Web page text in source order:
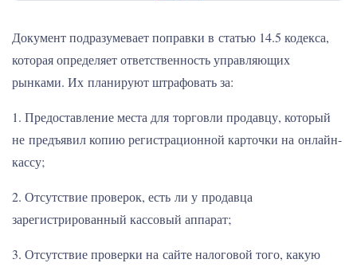
Документ подразумевает поправки в статью 14.5 кодекса,
которая определяет ответственность управляющих
рынками. Их планируют штрафовать за:
1. Предоставление места для торговли продавцу, который
не предъявил копию регистрационной карточки на онлайн-
кассу;
2. Отсутствие проверок, есть ли у продавца
зарегистрированный кассовый аппарат;
3. Отсутствие проверки на сайте налоговой того, какую